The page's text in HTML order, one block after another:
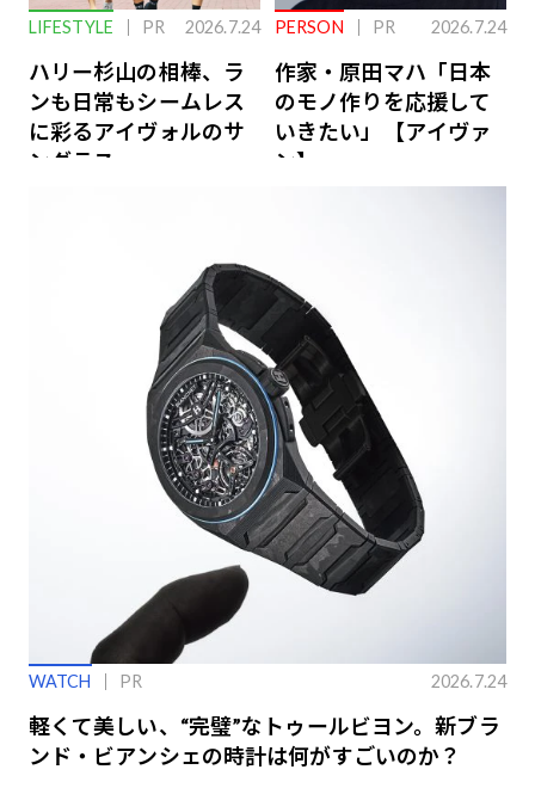
LIFESTYLE PR 2026.7.24
ハリー杉山の相棒、ラ
ンも日常もシームレス
に彩るアイヴォルのサ
ングラス
PERSON PR 2026.7.24
作家・原田マハ「日本
のモノ作りを応援して
いきたい」【アイヴァ
ン】
WATCH PR 2026.7.24
軽くて美しい、“完璧”なトゥールビヨン。新ブラ
ンド・ビアンシェの時計は何がすごいのか？